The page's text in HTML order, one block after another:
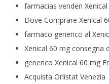
farmacias venden
Dove Comprare Xenical
farmaco generico al
Xenical 60 mg consegna
generico Xenical 60 mg
Acquista Orlistat Venezia